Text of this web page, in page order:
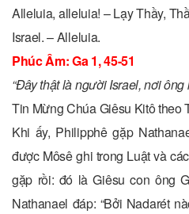
Alleluia, alleluia! – Lạy Thầy,
Israel. – Alleluia.
Phúc Âm: Ga 1, 45-51
“Ðây thật là người Israel, nơi
Tin Mừng Chúa Giêsu Kitô theo
Khi ấy, Philipphê gặp
được Môsê ghi trong Luật và
gặp rồi: đó là Giêsu con ông
Nathanael đáp: “Bởi Nadarét